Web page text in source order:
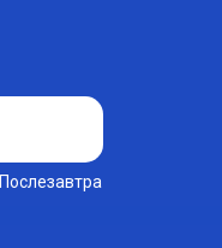
Послезавтра